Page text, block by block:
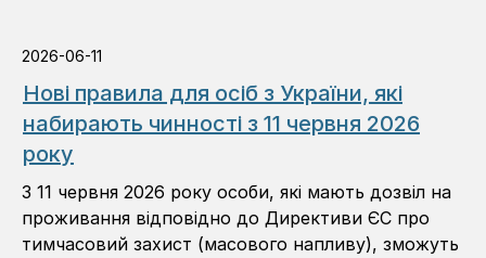
2026-06-11
Нові правила для осіб з України, які
набирають чинності з 11 червня 2026
року
З 11 червня 2026 року особи, які мають дозвіл на
проживання відповідно до Директиви ЄС про
тимчасовий захист (масового напливу), зможуть